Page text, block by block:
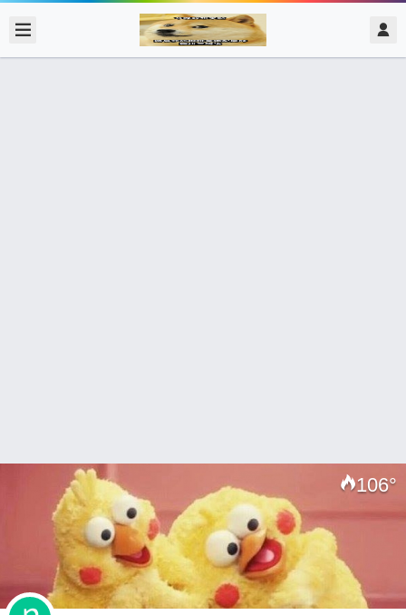
106°
admin @ 梗圖大全 MEME NOW 2017/12/04
扫描二维码继续阅读